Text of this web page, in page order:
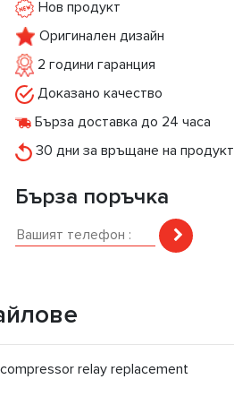
Нов продукт
Оригинален дизайн
2 години гаранция
Доказано качество
Бърза доставка до 24 часа
30 дни за връщане на продукт
Бърза поръчка
compressor relay replacement